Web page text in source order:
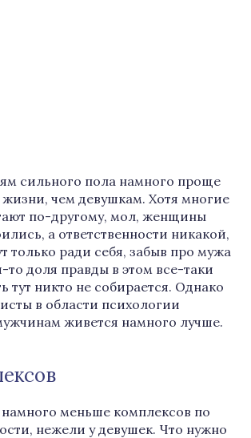
сильного пола намного проще
жизни, чем девушкам. Хотя многие
по-другому, мол, женщины
а ответственности никакой,
только ради себя, забыв про мужа
то доля правды в этом все-таки
тут никто не собирается. Однако
в области психологии
живется намного лучше.
намного меньше комплексов по
нежели у девушек. Что нужно